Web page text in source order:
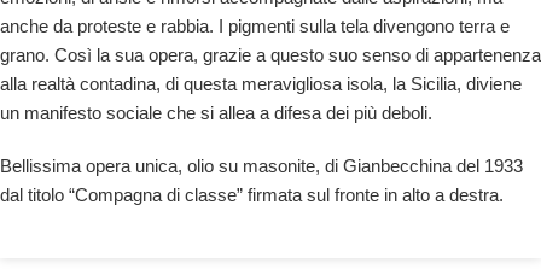
anche da proteste e rabbia. I pigmenti sulla tela divengono terra e
grano. Così la sua opera, grazie a questo suo senso di appartenenza
alla realtà contadina, di questa meravigliosa isola, la Sicilia, diviene
un manifesto sociale che si allea a difesa dei più deboli.
Bellissima opera unica, olio su masonite, di Gianbecchina del 1933
dal titolo “Compagna di classe” firmata sul fronte in alto a destra.